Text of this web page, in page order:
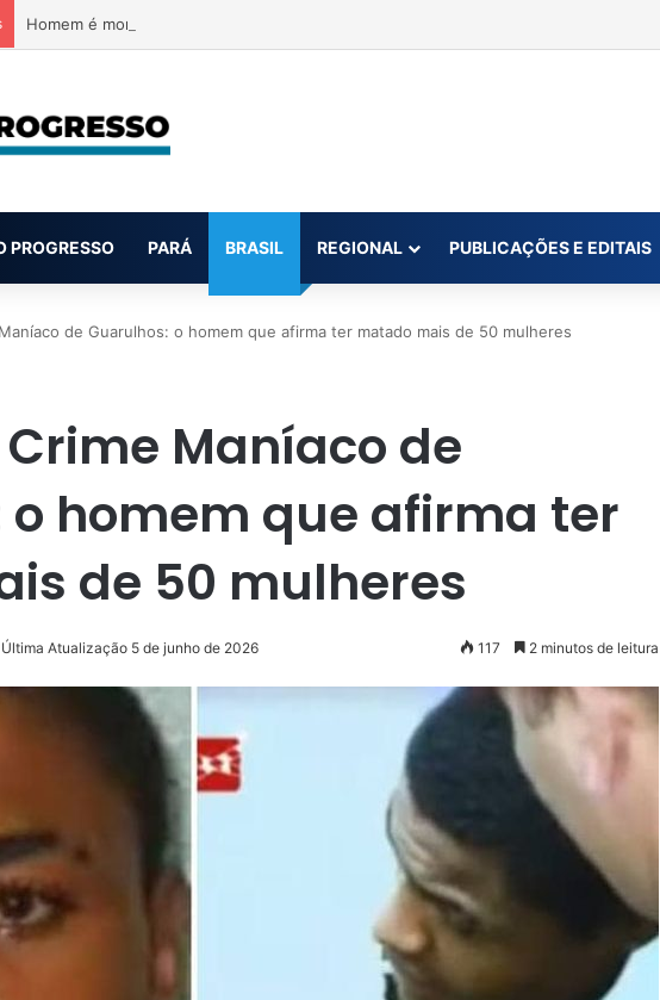
Homem é morto a tiros em frente ao Polo Joalheiro, em Belém
PROGRESSO PARÁ BRASIL REGIONAL PUBLICAÇÕES E EDITAIS
de Guarulhos: o homem que afirma ter matado mais de 50 mulheres
Maníaco de
o homem que afirma ter
de 50 mulheres
Última Atualização 5 de junho de 2026 117 2 minutos de leitura